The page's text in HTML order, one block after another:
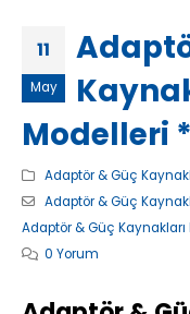
11
May
Modelleri
Adaptör & Güç
Adaptör & Güç
Adaptör & Güç Kaynakları
0 Yorum